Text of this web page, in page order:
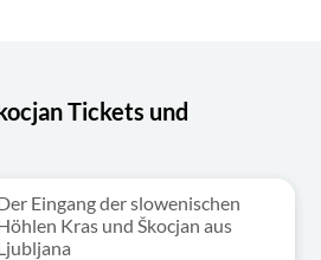
Tickets und
Eingang der slowenischen
Kras und Škocjan aus